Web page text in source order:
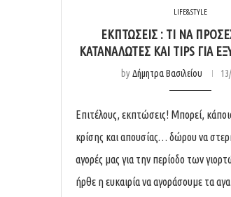
LIFE&STYLE
ΕΚΠΤΏΣΕΙΣ : ΤΙ ΝΑ
ΚΑΤΑΝΑΛΩΤΈΣ ΚΑΙ TIPS ΓΙΑ
byΔήμητρα Βασιλείου
Επιτέλους, εκπτώσεις! Μπορεί,
κρίσης και απουσίας… δώρου να
αγορές μας για την περίοδο των
ήρθε η ευκαιρία να αγοράσουμε τα